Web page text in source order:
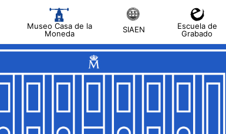
Museo Casa de la
Moneda
SIAEN
Escuela de
Grabado